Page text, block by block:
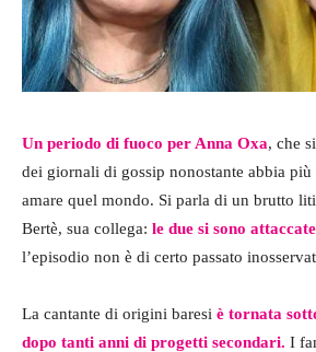
Un periodo di fuoco per Anna Oxa, che
dei giornali di gossip nonostante abbia
amare quel mondo. Si parla di un brutto
Bertè, sua collega: le due si sono
l’episodio non è di certo passato
La cantante di origini baresi è tornata
dopo tanti anni di progetti secondari. I